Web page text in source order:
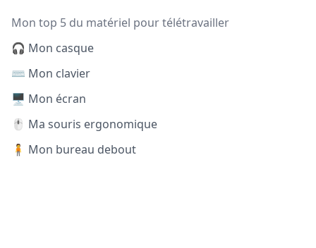
Mon top 5 du matériel pour télétravailler
🎧 Mon casque
⌨️ Mon clavier
🖥️ Mon écran
🖱️ Ma souris ergonomique
🧍 Mon bureau debout